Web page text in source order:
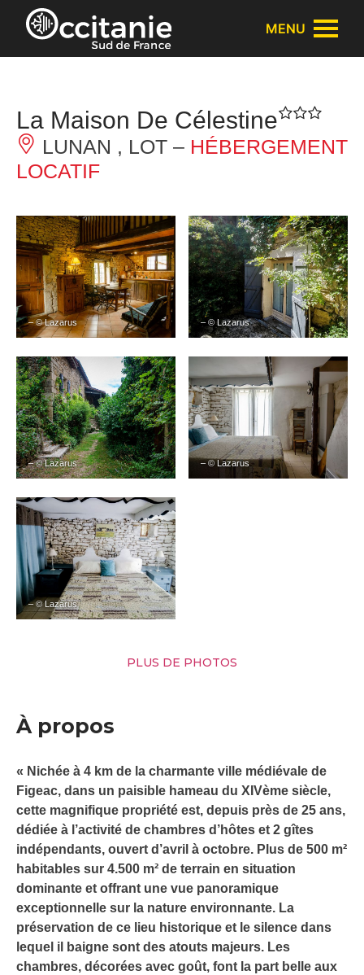
Panneau de gestion des cookies
MENU
La Maison De Célestine
LUNAN , LOT – HÉBERGEMENT
LOCATIF
– © Lazarus – © Lazarus
– © Lazarus – © Lazarus
– © Lazarus
PLUS DE PHOTOS
À propos
« Nichée à 4 km de la charmante ville médiévale de
Figeac, dans un paisible hameau du XIVème siècle,
cette magnifique propriété est, depuis près de 25 ans,
dédiée à l’activité de chambres d’hôtes et 2 gîtes
indépendants, ouvert d’avril à octobre. Plus de 500 m²
habitables sur 4.500 m² de terrain en situation
dominante et offrant une vue panoramique
exceptionnelle sur la nature environnante. La
préservation de ce lieu historique et le silence dans
lequel il baigne sont des atouts majeurs. Les
chambres, décorées avec goût, font la part belle aux